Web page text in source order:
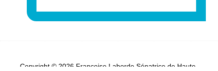
Copyright © 2026 Françoise Laborde Sénatrice de Haute-